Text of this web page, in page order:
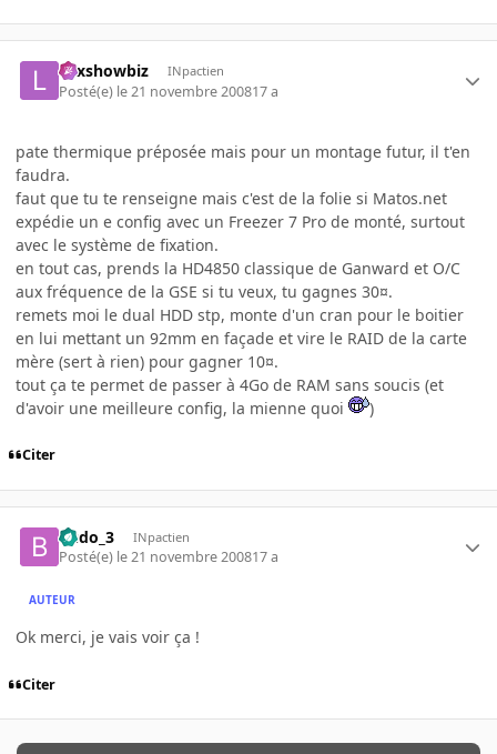
Lexshowbiz INpactien
Posté(e) le 21 novembre 200817 a
pate thermique préposée mais pour un montage futur, il t'en
faudra.
faut que tu te renseigne mais c'est de la folie si Matos.net
expédie un e config avec un Freezer 7 Pro de monté, surtout
avec le système de fixation.
en tout cas, prends la HD4850 classique de Ganward et O/C
aux fréquence de la GSE si tu veux, tu gagnes 30¤.
remets moi le dual HDD stp, monte d'un cran pour le boitier
en lui mettant un 92mm en façade et vire le RAID de la carte
mère (sert à rien) pour gagner 10¤.
tout ça te permet de passer à 4Go de RAM sans soucis (et
d'avoir une meilleure config, la mienne quoi
)
Citer
Budo_3 INpactien
Posté(e) le 21 novembre 200817 a
AUTEUR
Ok merci, je vais voir ça !
Citer